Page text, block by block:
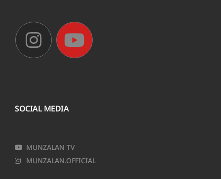
SOCIAL MEDIA
MUNZALAN TV
MUNZALAN.OFFICIAL